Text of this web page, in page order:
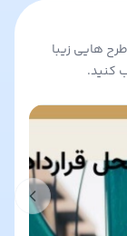
هایی زیبا
کنید.
slide